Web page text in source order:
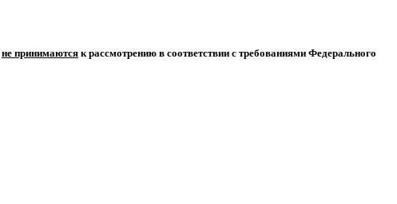
не принимаются к рассмотрению в соответствии с требованиями Федерального